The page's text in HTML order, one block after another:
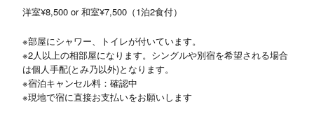
洋室¥8,500 or 和室¥7,500（1泊2食付）
※部屋にシャワー、トイレが付いています。
※2人以上の相部屋になります。シングルや別宿を希望される場合
は個人手配(とみ乃以外)となります。
※宿泊キャンセル料：確認中
※現地で宿に直接お支払いをお願いします